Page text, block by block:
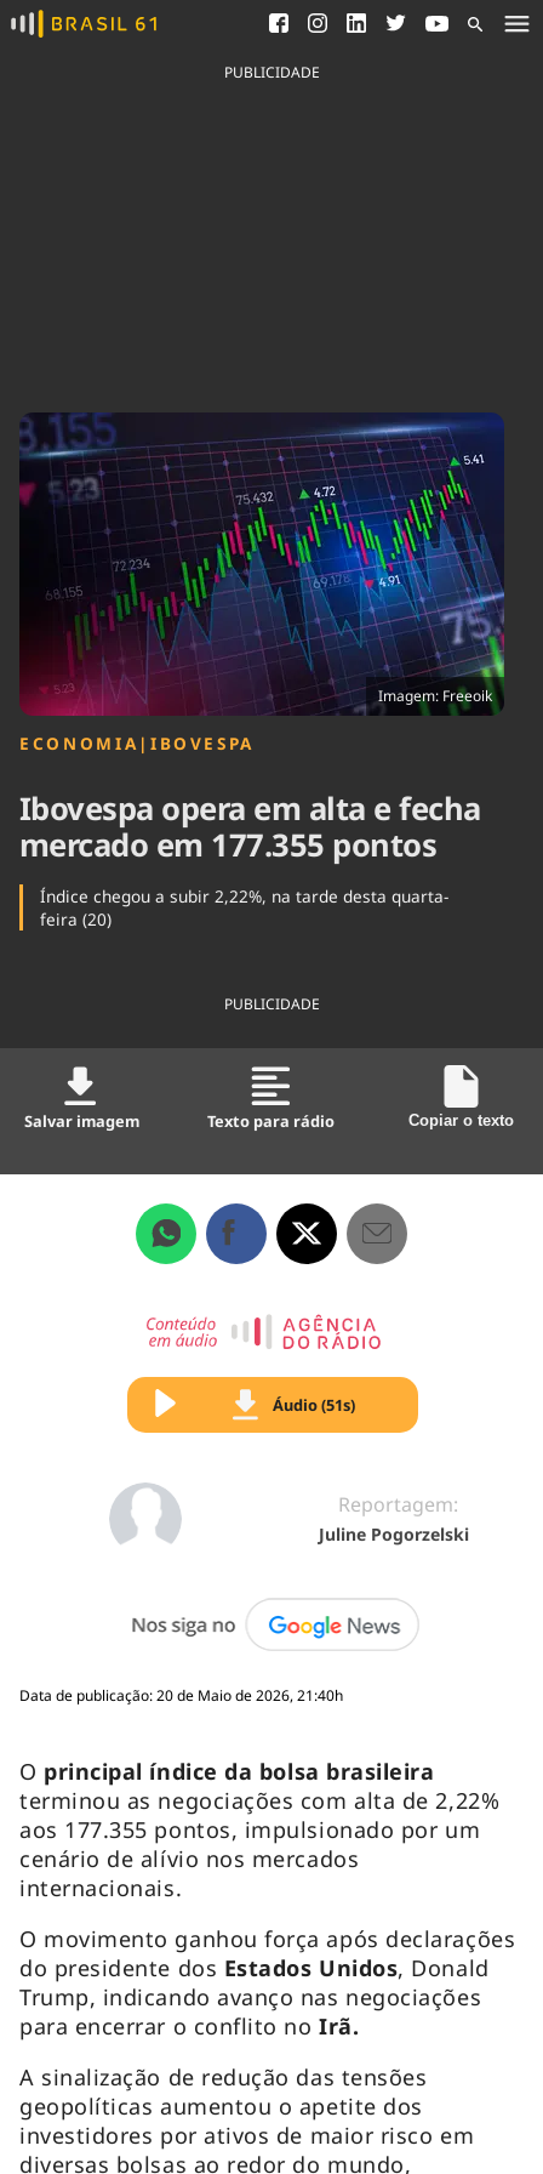
Ver todas as notícias
Saneamento
Indicadores
Agronegócios
Brasil
Brasil Mineral
Ciência &
Tecnologia
Comportamento
Cultura
Economia
Educação
Infraestrutura
Internacional
Meio Ambiente
Podcast
Política
Saúde
Tempo
PUBLICIDADE
Imagem: Freeoik
ECONOMIA | IBOVESPA
Ibovespa opera em alta e fecha
mercado em 177.355 pontos
Índice chegou a subir 2,22%, na tarde desta quarta-
feira (20)
PUBLICIDADE
Salvar imagem Texto para rádio Copiar o texto
Áudio (51s)
Reportagem:
Juline Pogorzelski
Data de publicação: 20 de Maio de 2026, 21:40h
O principal índice da bolsa brasileira
terminou as negociações com alta de 2,22%
aos 177.355 pontos, impulsionado por um
cenário de alívio nos mercados
internacionais.
O movimento ganhou força após declarações
do presidente dos Estados Unidos, Donald
Trump, indicando avanço nas negociações
para encerrar o conflito noIrã.
A sinalização de redução das tensões
geopolíticas aumentou o apetite dos
investidores por ativos de maior risco em
diversas bolsas ao redor do mundo,